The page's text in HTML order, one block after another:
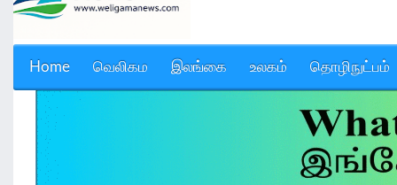
Home வெலிகம இலங்கை உலகம் தொழிநுட்பம்